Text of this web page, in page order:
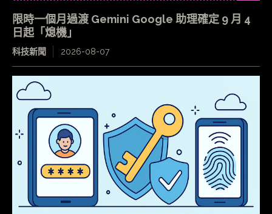
限時一個月過渡 Gemini Google 助理確定 9 月 4
日起「熄機」
科技新聞 2026-08-07